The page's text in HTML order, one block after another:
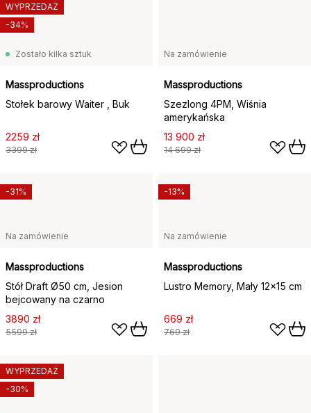
Zostało kilka sztuk
Massproductions
Stołek barowy Waiter , Buk
2259 zł
3399 zł
WYPRZEDAŻ
-34%
Na zamówienie
Massproductions
Szezlong 4PM, Wiśnia
amerykańska
13 900 zł
14 699 zł
Na zamówienie
Massproductions
Stół Draft Ø50 cm, Jesion
bejcowany na czarno
3890 zł
5599 zł
-31%
Na zamówienie
Massproductions
Lustro Memory, Mały 12x15 cm
669 zł
769 zł
-13%
WYPRZEDAŻ
-30%